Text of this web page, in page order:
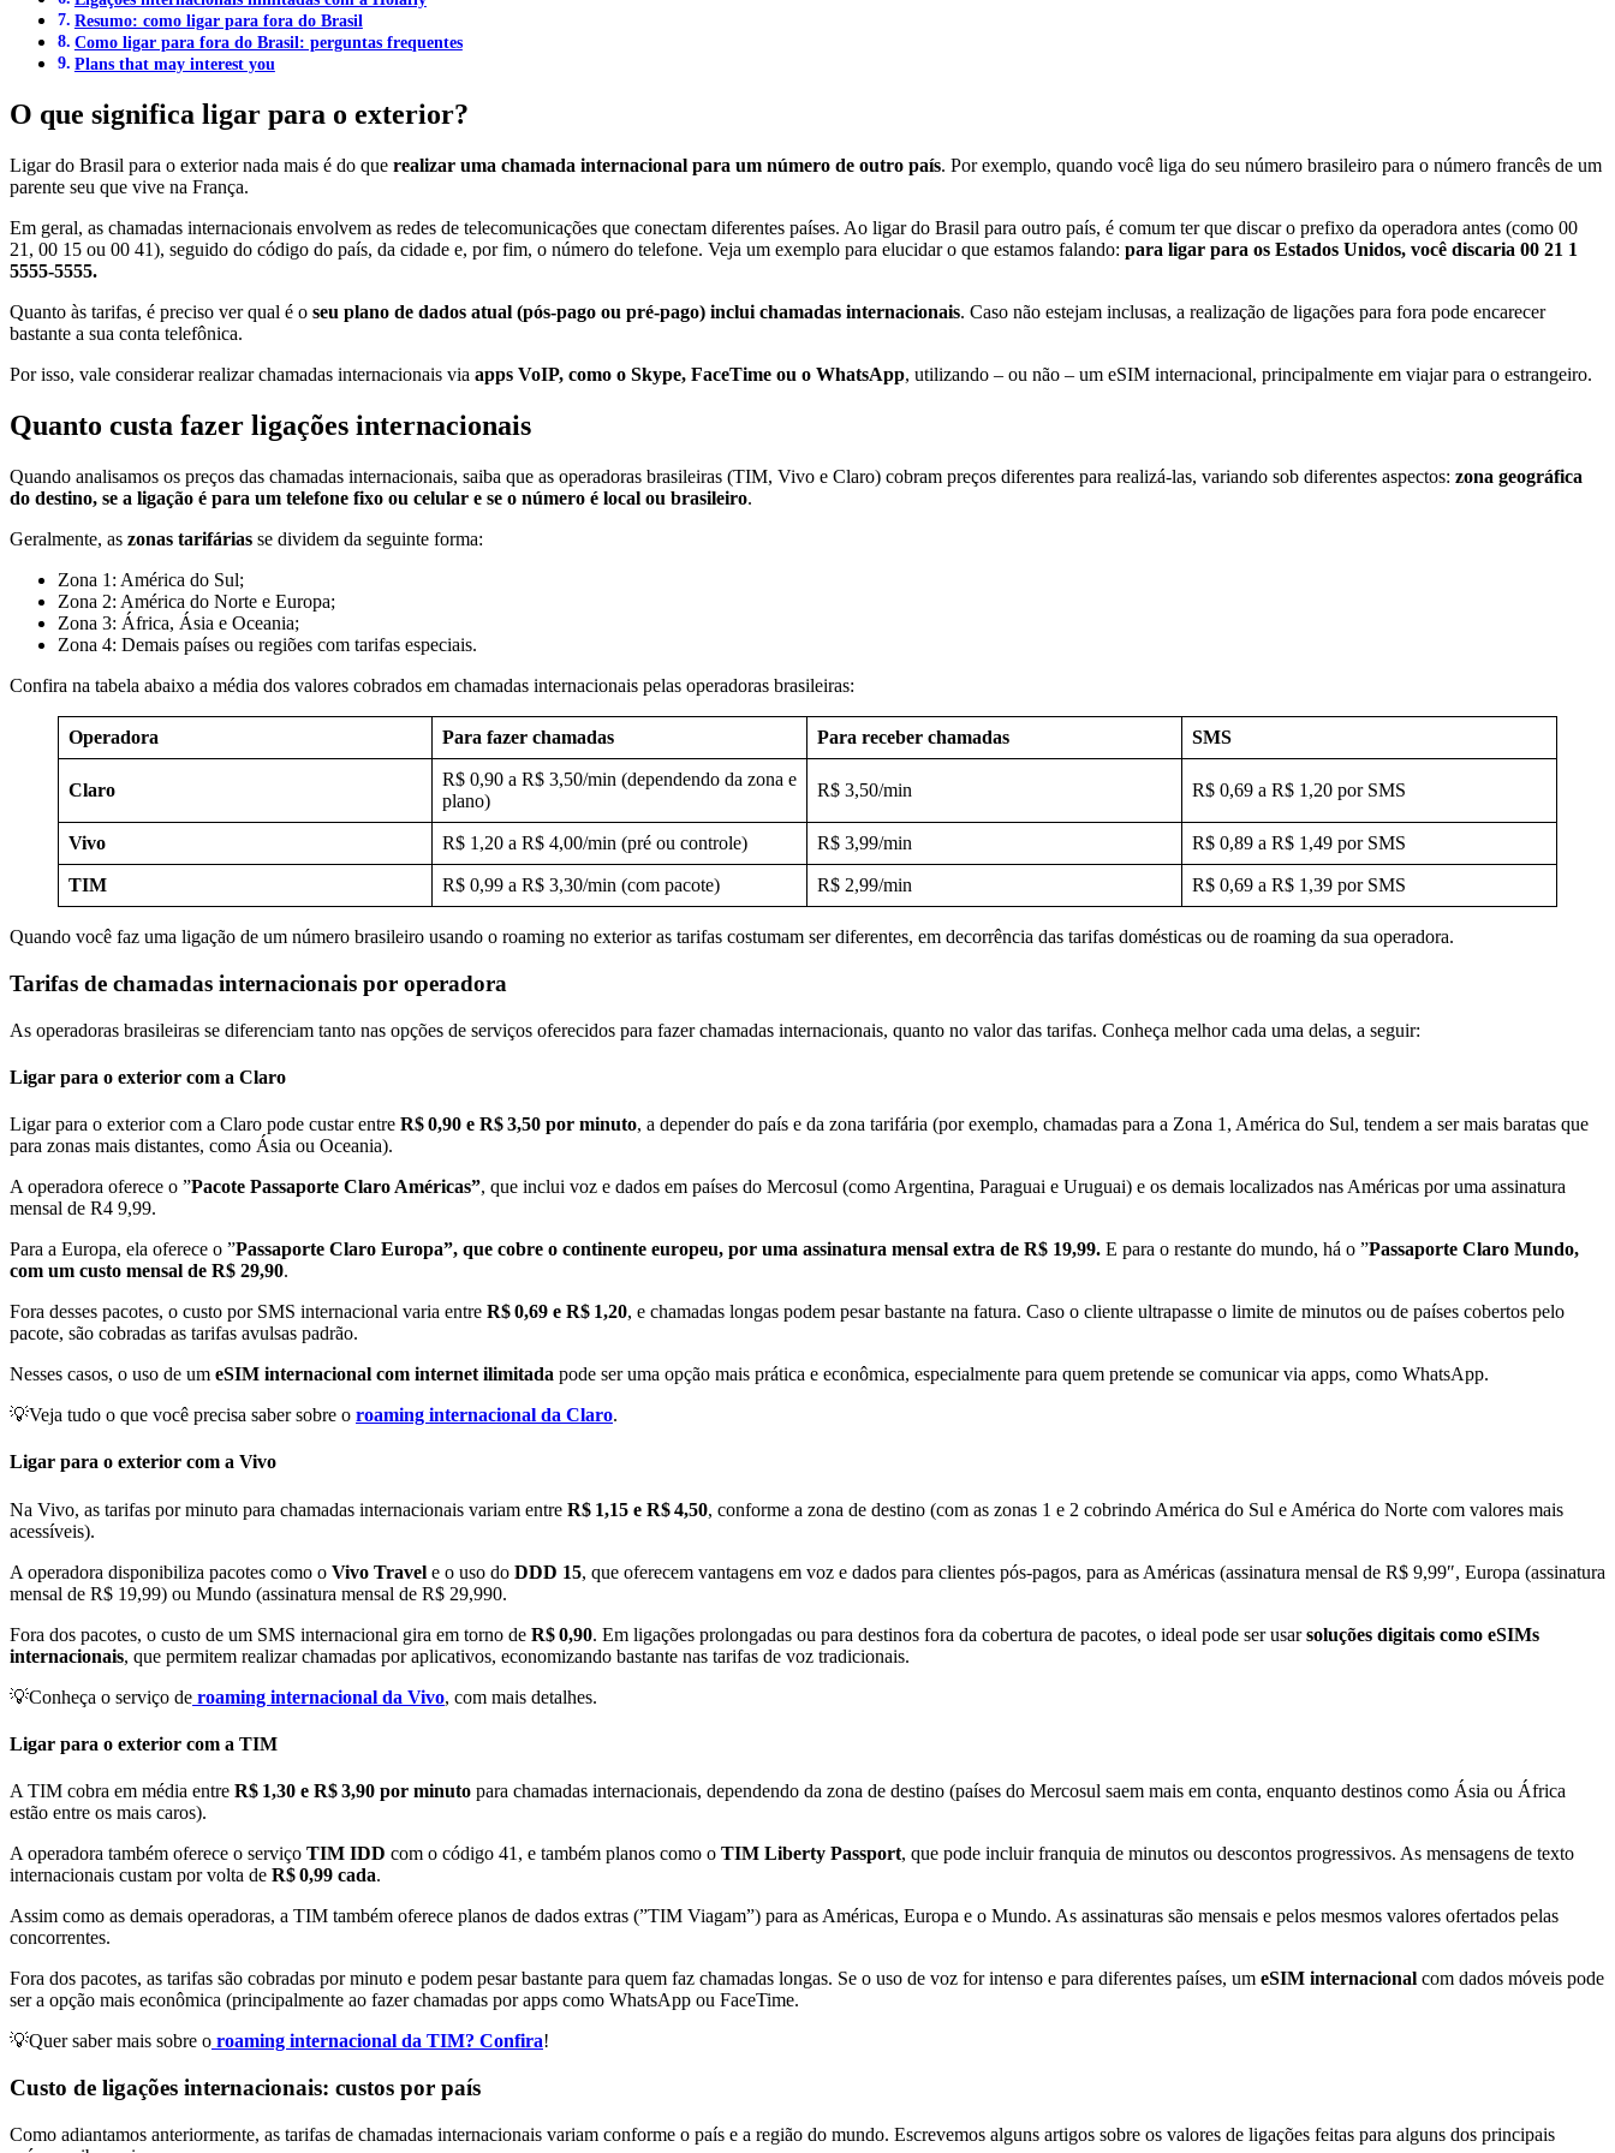
Resumo: como ligar para fora do Brasil
Como ligar para fora do Brasil: perguntas frequentes
Plans that may interest you
O que significa ligar para o exterior?
Ligar do Brasil para o exterior nada mais é do que realizar uma chamada internacional para um número de outro país. Por exemplo, quando você liga do seu número brasileiro para o número francês de um
parente seu que vive na França.
Em geral, as chamadas internacionais envolvem as redes de telecomunicações que conectam diferentes países. Ao ligar do Brasil para outro país, é comum ter que discar o prefixo da operadora antes (como 00
21, 00 15 ou 00 41), seguido do código do país, da cidade e, por fim, o número do telefone. Veja um exemplo para elucidar o que estamos falando: para ligar para os Estados Unidos, você discaria 00 21 1
5555-5555.
Quanto às tarifas, é preciso ver qual é o seu plano de dados atual (pós-pago ou pré-pago) inclui chamadas internacionais. Caso não estejam inclusas, a realização de ligações para fora pode encarecer
bastante a sua conta telefônica.
Por isso, vale considerar realizar chamadas internacionais via apps VoIP, como o Skype, FaceTime ou o WhatsApp, utilizando – ou não – um eSIM internacional, principalmente em viajar para o estrangeiro.
Quanto custa fazer ligações internacionais
Quando analisamos os preços das chamadas internacionais, saiba que as operadoras brasileiras (TIM, Vivo e Claro) cobram preços diferentes para realizá-las, variando sob diferentes aspectos: zona geográfica
do destino, se a ligação é para um telefone fixo ou celular e se o número é local ou brasileiro.
Geralmente, as zonas tarifárias se dividem da seguinte forma:
Zona 1: América do Sul;
Zona 2: América do Norte e Europa;
Zona 3: África, Ásia e Oceania;
Zona 4: Demais países ou regiões com tarifas especiais.
Confira na tabela abaixo a média dos valores cobrados em chamadas internacionais pelas operadoras brasileiras:
Operadora Para fazer chamadas Para receber chamadas SMS
Claro
R$ 0,90 a R$ 3,50/min (dependendo da zona e
plano)
R$ 3,50/min R$ 0,69 a R$ 1,20 por SMS
Vivo R$ 1,20 a R$ 4,00/min (pré ou controle) R$ 3,99/min R$ 0,89 a R$ 1,49 por SMS
TIM R$ 0,99 a R$ 3,30/min (com pacote) R$ 2,99/min R$ 0,69 a R$ 1,39 por SMS
Quando você faz uma ligação de um número brasileiro usando o roaming no exterior as tarifas costumam ser diferentes, em decorrência das tarifas domésticas ou de roaming da sua operadora.
Tarifas de chamadas internacionais por operadora
As operadoras brasileiras se diferenciam tanto nas opções de serviços oferecidos para fazer chamadas internacionais, quanto no valor das tarifas. Conheça melhor cada uma delas, a seguir:
Ligar para o exterior com a Claro
Ligar para o exterior com a Claro pode custar entre R$ 0,90 e R$ 3,50 por minuto, a depender do país e da zona tarifária (por exemplo, chamadas para a Zona 1, América do Sul, tendem a ser mais baratas que
para zonas mais distantes, como Ásia ou Oceania).
A operadora oferece o ”Pacote Passaporte Claro Américas”, que inclui voz e dados em países do Mercosul (como Argentina, Paraguai e Uruguai) e os demais localizados nas Américas por uma assinatura
mensal de R4 9,99.
Para a Europa, ela oferece o ”Passaporte Claro Europa”, que cobre o continente europeu, por uma assinatura mensal extra de R$ 19,99. E para o restante do mundo, há o ”Passaporte Claro Mundo,
com um custo mensal de R$ 29,90.
Fora desses pacotes, o custo por SMS internacional varia entre R$ 0,69 e R$ 1,20, e chamadas longas podem pesar bastante na fatura. Caso o cliente ultrapasse o limite de minutos ou de países cobertos pelo
pacote, são cobradas as tarifas avulsas padrão.
Nesses casos, o uso de um eSIM internacional com internet ilimitada pode ser uma opção mais prática e econômica, especialmente para quem pretende se comunicar via apps, como WhatsApp.
💡Veja tudo o que você precisa saber sobre o roaming internacional da Claro.
Ligar para o exterior com a Vivo
Na Vivo, as tarifas por minuto para chamadas internacionais variam entre R$ 1,15 e R$ 4,50, conforme a zona de destino (com as zonas 1 e 2 cobrindo América do Sul e América do Norte com valores mais
acessíveis).
A operadora disponibiliza pacotes como o Vivo Travel e o uso do DDD 15, que oferecem vantagens em voz e dados para clientes pós-pagos, para as Américas (assinatura mensal de R$ 9,99″, Europa (assinatura
mensal de R$ 19,99) ou Mundo (assinatura mensal de R$ 29,990.
Fora dos pacotes, o custo de um SMS internacional gira em torno de R$ 0,90. Em ligações prolongadas ou para destinos fora da cobertura de pacotes, o ideal pode ser usarsoluções digitais como eSIMs
internacionais, que permitem realizar chamadas por aplicativos, economizando bastante nas tarifas de voz tradicionais.
💡Conheça o serviço de roaming internacional da Vivo, com mais detalhes.
Ligar para o exterior com a TIM
A TIM cobra em média entre R$ 1,30 e R$ 3,90 por minuto para chamadas internacionais, dependendo da zona de destino (países do Mercosul saem mais em conta, enquanto destinos como Ásia ou África
estão entre os mais caros).
A operadora também oferece o serviço TIM IDD com o código 41, e também planos como o TIM Liberty Passport, que pode incluir franquia de minutos ou descontos progressivos. As mensagens de texto
internacionais custam por volta de R$ 0,99 cada.
Assim como as demais operadoras, a TIM também oferece planos de dados extras (”TIM Viagam”) para as Américas, Europa e o Mundo. As assinaturas são mensais e pelos mesmos valores ofertados pelas
concorrentes.
Fora dos pacotes, as tarifas são cobradas por minuto e podem pesar bastante para quem faz chamadas longas. Se o uso de voz for intenso e para diferentes países, um eSIM internacional com dados móveis pode
ser a opção mais econômica (principalmente ao fazer chamadas por apps como WhatsApp ou FaceTime.
💡Quer saber mais sobre o roaming internacional da TIM? Confira!
Custo de ligações internacionais: custos por país
Como adiantamos anteriormente, as tarifas de chamadas internacionais variam conforme o país e a região do mundo. Escrevemos alguns artigos sobre os valores de ligações feitas para alguns dos principais